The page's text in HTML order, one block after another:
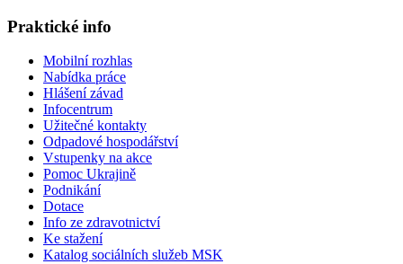
Praktické info
Mobilní rozhlas
Nabídka práce
Hlášení závad
Infocentrum
Užitečné kontakty
Odpadové hospodářství
Vstupenky na akce
Pomoc Ukrajině
Podnikání
Dotace
Info ze zdravotnictví
Ke stažení
Katalog sociálních služeb MSK